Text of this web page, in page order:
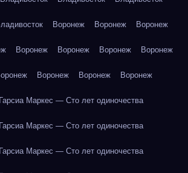
Воронеж Воронеж Воронеж
Воронеж Воронеж Воронеж Воронеж
Воронеж Воронеж Воронеж
Маркес — Сто лет одиночества
Маркес — Сто лет одиночества
Маркес — Сто лет одиночества